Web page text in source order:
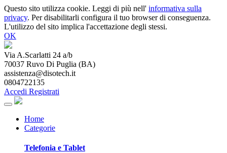
Questo sito utilizza cookie. Leggi di più nell' informativa sulla
privacy. Per disabilitarli configura il tuo browser di conseguenza.
L'utilizzo del sito implica l'accettazione degli stessi.
OK
Via A.Scarlatti 24 a/b
70037 Ruvo Di Puglia (BA)
assistenza@disotech.it
0804722135
Accedi Registrati
Home
Categorie
Telefonia e Tablet